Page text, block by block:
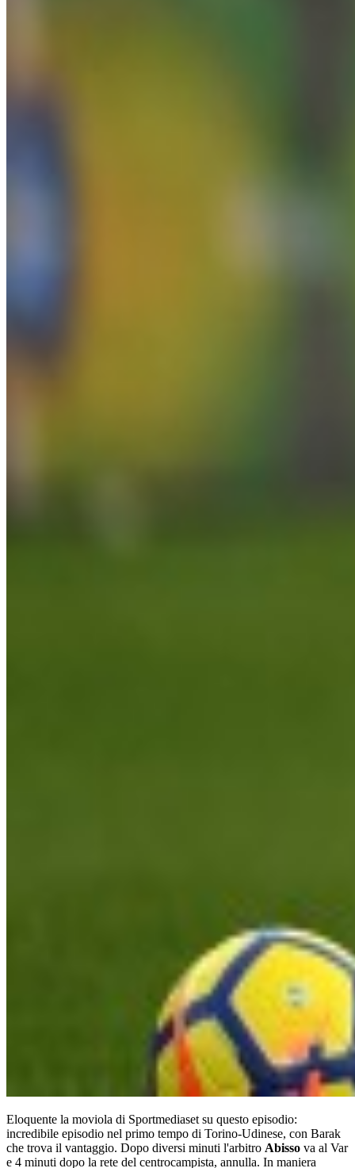
Eloquente la moviola di Sportmediaset su questo episodio:
incredibile episodio nel primo tempo di Torino-Udinese, con Barak
che trova il vantaggio. Dopo diversi minuti l'arbitro Abisso va al Var
e 4 minuti dopo la rete del centrocampista, annulla. In maniera